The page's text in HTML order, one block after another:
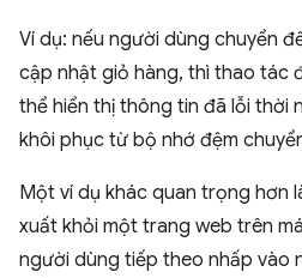
Ví dụ: nếu người dùng chuyển
cập nhật giỏ hàng, thì thao tác
thể hiển thị thông tin đã lỗi thời
khôi phục từ bộ nhớ đệm
Một ví dụ khác quan trọng hơn
xuất khỏi một trang web trên
người dùng tiếp theo nhấp vào